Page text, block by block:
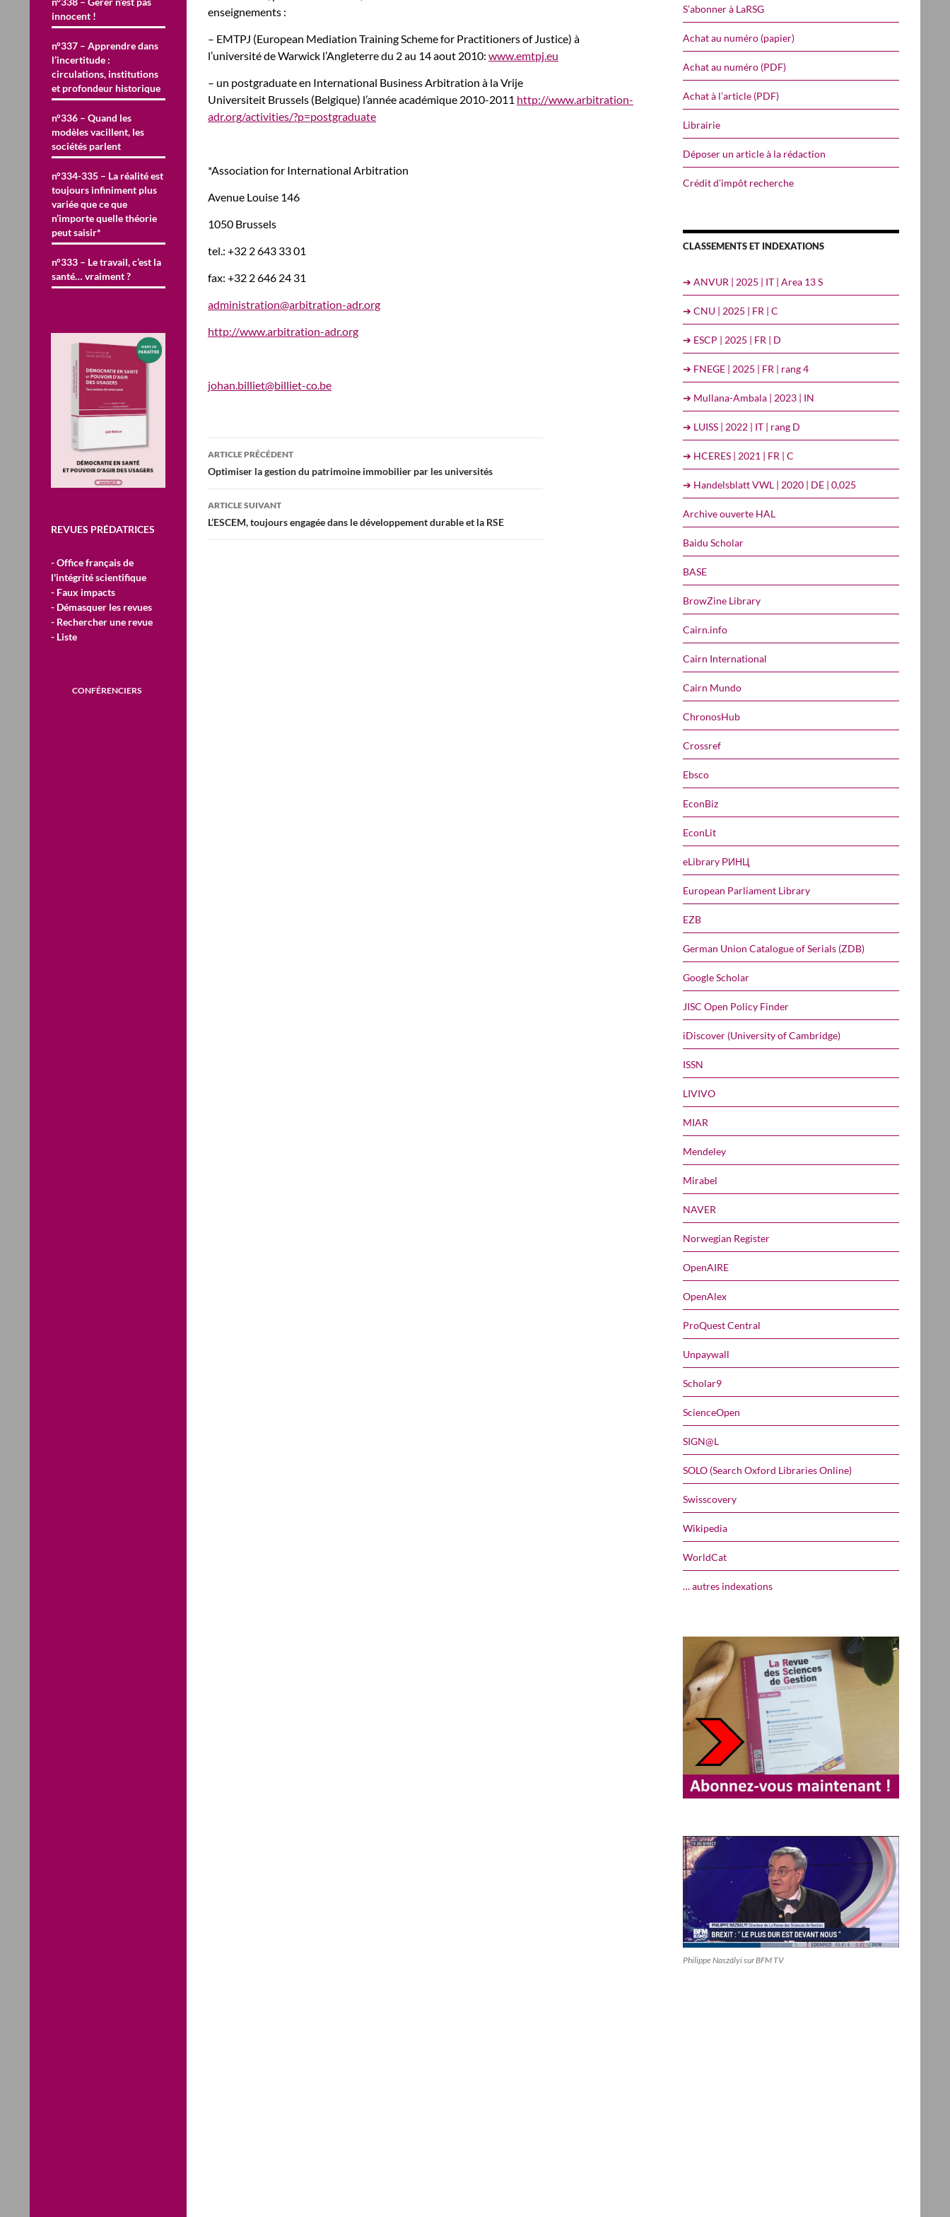
enseignements :
– EMTPJ (European Mediation Training Scheme for Practitioners of Justice) à
l’université de Warwick l’Angleterre du 2 au 14 aout 2010: www.emtpj.eu
– un postgraduate en International Business Arbitration à la Vrije
Universiteit Brussels (Belgique) l’année académique 2010-2011 http://www.arbitration-
adr.org/activities/?p=postgraduate
*Association for International Arbitration
Avenue Louise 146
1050 Brussels
tel.: +32 2 643 33 01
fax: +32 2 646 24 31
administration@arbitration-adr.org
http://www.arbitration-adr.org
johan.billiet@billiet-co.be
Navigation
des
articles
ARTICLE PRÉCÉDENT
Optimiser la gestion du patrimoine immobilier par les universités
ARTICLE SUIVANT
L’ESCEM, toujours engagée dans le développement durable et la RSE
S’abonner à LaRSG
Achat au numéro (papier)
Achat au numéro (PDF)
Achat à l’article (PDF)
Librairie
Déposer un article à la rédaction
Crédit d’impôt recherche
CLASSEMENTS ET INDEXATIONS
➔ ANVUR | 2025 | IT | Area 13 S
➔ CNU | 2025 | FR | C
➔ ESCP | 2025 | FR | D
➔ FNEGE | 2025 | FR | rang 4
➔ Mullana-Ambala | 2023 | IN
➔ LUISS | 2022 | IT | rang D
➔ HCERES | 2021 | FR | C
➔ Handelsblatt VWL | 2020 | DE | 0,025
Archive ouverte HAL
Baidu Scholar
BASE
BrowZine Library
Cairn.info
Cairn International
Cairn Mundo
ChronosHub
Crossref
Ebsco
EconBiz
EconLit
eLibrary РИНЦ
European Parliament Library
EZB
German Union Catalogue of Serials (ZDB)
Google Scholar
JISC Open Policy Finder
iDiscover (University of Cambridge)
ISSN
LIVIVO
MIAR
Mendeley
Mirabel
NAVER
Norwegian Register
OpenAIRE
OpenAlex
ProQuest Central
Unpaywall
Scholar9
ScienceOpen
SIGN@L
SOLO (Search Oxford Libraries Online)
Swisscovery
Wikipedia
WorldCat
… autres indexations
Philippe Naszályi sur BFM TV
innocent !
n°337 – Apprendre dans
l’incertitude :
circulations, institutions
et profondeur historique
n°336 – Quand les
modèles vacillent, les
sociétés parlent
n°334-335 – La réalité est
toujours infiniment plus
variée que ce que
n’importe quelle théorie
peut saisir*
n°333 – Le travail, c’est la
santé… vraiment ?
REVUES PRÉDATRICES
- Office français de
l'intégrité scientifique
- Faux impacts
- Démasquer les revues
- Rechercher une revue
- Liste
CONFÉRENCIERS